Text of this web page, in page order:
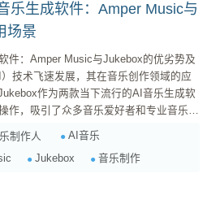
乐生成软件：Amper Music与
场景
件：Amper Music与Jukebox的优劣势及
作为两款当下流行的AI音乐生成软
作，吸引了众多音乐爱好者和专业音乐人
深度解析，比较其优劣势，并探讨它们在
助工具，它注重实用性和效率。用户可
制作人
AI音乐
Jukebox 音乐制作